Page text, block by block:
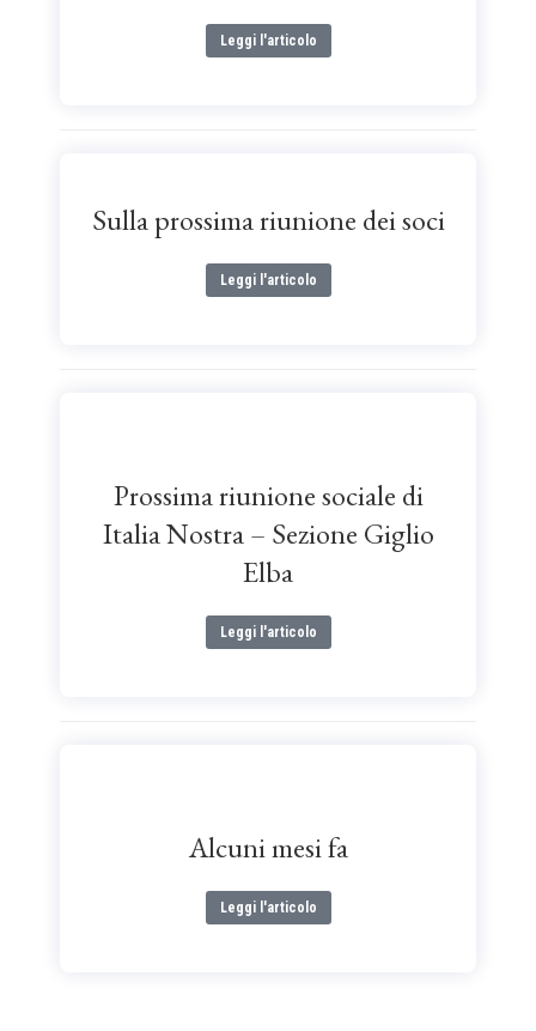
Leggi l'articolo
Sulla prossima riunione dei soci
Leggi l'articolo
Prossima riunione sociale di
Italia Nostra – Sezione Giglio
Elba
Leggi l'articolo
Alcuni mesi fa
Leggi l'articolo